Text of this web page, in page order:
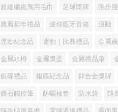
超細纖維萬用毛巾 足球獎牌 跑步
農曆新年禮品 迷你藍牙音箱 運動
運動紀念品 運動｜比賽禮品 金屬
金屬水樽 金屬獎盃 金屬禮品筆
銀碟禮品 銀碟紀念品 鋅合金獎牌
鑽石觸控筆 防曬袖套 防水袋 隨